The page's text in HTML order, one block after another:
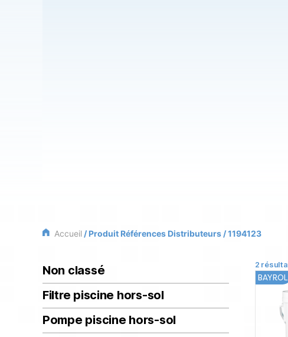
Accueil / Produit Références Distributeurs / 1194123
2
BAYROL
Non classé
Filtre piscine hors-sol
Pompe piscine hors-sol